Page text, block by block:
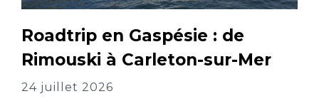
Roadtrip en Gaspésie : de
Rimouski à Carleton-sur-Mer
24 juillet 2026